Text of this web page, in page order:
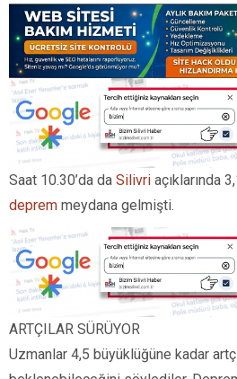
Saat 10.30’da da Silivri açıklarında
deprem meydana gelmişti.
ARTÇILAR SÜRÜYOR
Uzmanlar 4,5 büyüklüğüne kadar